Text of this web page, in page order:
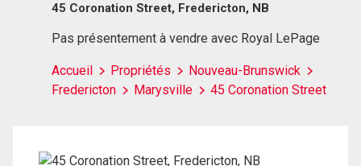
45 Coronation Street, Fredericton, NB
Pas présentement à vendre avec Royal LePage
Accueil Propriétés
Nouveau-Brunswick
Fredericton
Marysville 45 Coronation Street